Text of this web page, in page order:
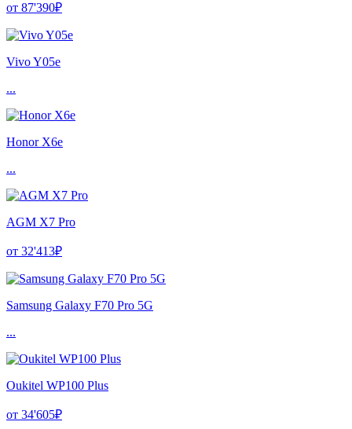
от 87'390₽
Vivo Y05e
...
Honor X6e
...
AGM X7 Pro
от 32'413₽
Samsung Galaxy F70 Pro 5G
...
Oukitel WP100 Plus
от 34'605₽